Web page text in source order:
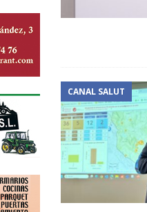
CANAL SALUT